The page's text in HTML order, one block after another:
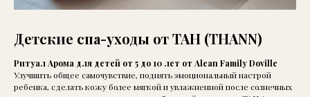
Детские спа-уходы от ТАН (THANN)
Ритуал Арома для детей от 5 до 10 лет от Alean Family Doville
Улучшить общее самочувствие, поднять эмоциональный настрой
ребенка, сделать кожу более мягкой и увлажненной после солнечных